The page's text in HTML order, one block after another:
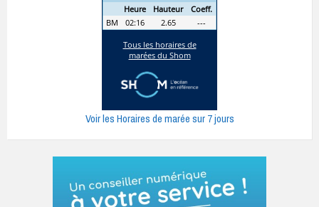
Voir les Horaires de marée sur 7 jours